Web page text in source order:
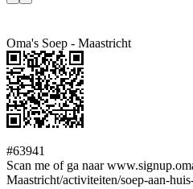
Oma's Soep - Maastricht
#63941
Scan me of ga naar
Maastricht/activiteiten/soep-aan-